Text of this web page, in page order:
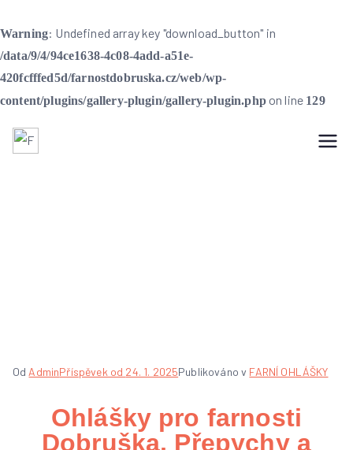
Warning: Undefined array key "download_button" in
/data/9/4/94ce1638-4c08-4add-a51e-
420fcfffed5d/farnostdobruska.cz/web/wp-
content/plugins/gallery-plugin/gallery-plugin.phpon line 129
Od AdminPříspěvek od 24. 1. 2025Publikováno v FARNÍ OHLÁŠKY
Ohlášky pro farnosti
Dobruška, Přepychy a